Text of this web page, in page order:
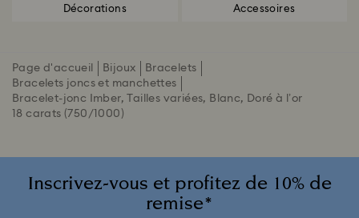
Décorations Accessoires
Page d'accueil Bijoux
Bracelets
Bracelets joncs et manchettes
Bracelet-jonc Imber, Tailles variées, Blanc, Doré à l’or
18 carats (750/1000)
Inscrivez-vous et profitez de 10% de
remise*